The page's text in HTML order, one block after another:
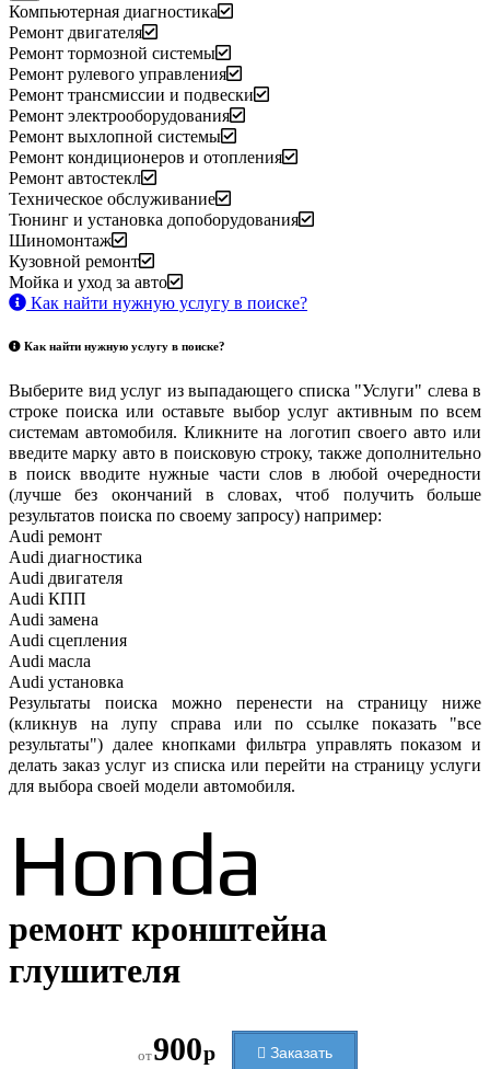
Компьютерная диагностика
Ремонт двигателя
Ремонт тормозной системы
Ремонт рулевого управления
Ремонт трансмиссии и подвески
Ремонт электрооборудования
Ремонт выхлопной системы
Ремонт кондиционеров и отопления
Ремонт автостекл
Техническое обслуживание
Тюнинг и установка допоборудования
Шиномонтаж
Кузовной ремонт
Мойка и уход за авто
Как найти нужную услугу в поиске?
Как найти нужную услугу в поиске?
Выберите вид услуг из выпадающего списка "Услуги" слева в
строке поиска или оставьте выбор услуг активным по всем
системам автомобиля. Кликните на логотип своего авто или
введите марку авто в поисковую строку, также дополнительно
в поиск вводите нужные части слов в любой очередности
(лучше без окончаний в словах, чтоб получить больше
результатов поиска по своему запросу) например:
Audi ремонт
Audi диагностика
Audi двигателя
Audi КПП
Audi замена
Audi сцепления
Audi масла
Audi установка
Результаты поиска можно перенести на страницу ниже
(кликнув на лупу справа или по ссылке показать "все
результаты") далее кнопками фильтра управлять показом и
делать заказ услуг из списка или перейти на страницу услуги
для выбора своей модели автомобиля.
Honda
ремонт кронштейна
глушителя
от900р Заказать